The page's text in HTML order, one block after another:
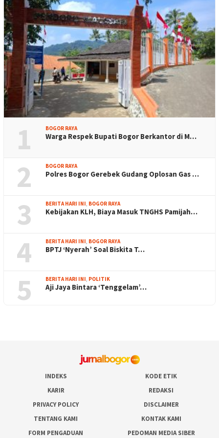
1 BOGOR RAYA
Warga Respek Bupati Bogor Berkantor di M…
2 BOGOR RAYA
Polres Bogor Gerebek Gudang Oplosan Gas …
3 BERITA HARI INI, BOGOR RAYA
Kebijakan KLH, Biaya Masuk TNGHS Pamijah…
4 BERITA HARI INI, BOGOR RAYA
BPTJ ‘Nyerah’ Soal Biskita T…
5 BERITA HARI INI, POLITIK
Aji Jaya Bintara ‘Tenggelam’…
INDEKS
KODE ETIK
KARIR
REDAKSI
PRIVACY POLICY
DISCLAIMER
TENTANG KAMI
KONTAK KAMI
FORM PENGADUAN
PEDOMAN MEDIA SIBER